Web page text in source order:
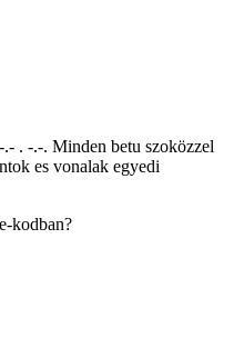
. -.-. Minden betu szoközzel
es vonalak egyedi
kodban?